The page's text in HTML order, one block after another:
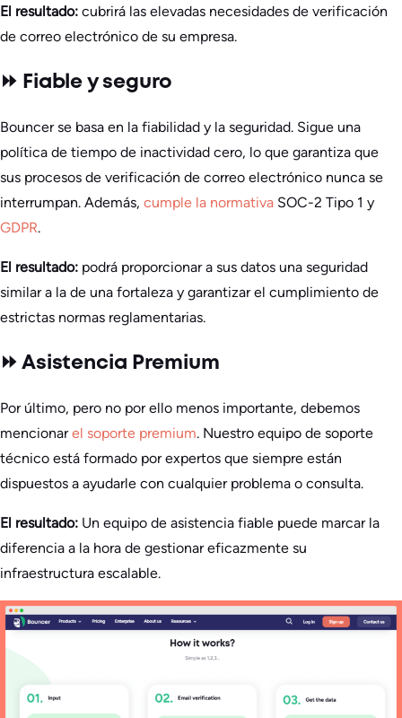
El resultado: cubrirá las elevadas necesidades de verificación
de correo electrónico de su empresa.
⏩ Fiable y seguro
Bouncer se basa en la fiabilidad y la seguridad. Sigue una
política de tiempo de inactividad cero, lo que garantiza que
sus procesos de verificación de correo electrónico nunca se
interrumpan. Además, cumple la normativa SOC-2 Tipo 1 y
GDPR.
El resultado: podrá proporcionar a sus datos una seguridad
similar a la de una fortaleza y garantizar el cumplimiento de
estrictas normas reglamentarias.
⏩ Asistencia Premium
Por último, pero no por ello menos importante, debemos
mencionarel soporte premium. Nuestro equipo de soporte
técnico está formado por expertos que siempre están
dispuestos a ayudarle con cualquier problema o consulta.
El resultado: Un equipo de asistencia fiable puede marcar la
diferencia a la hora de gestionar eficazmente su
infraestructura escalable.